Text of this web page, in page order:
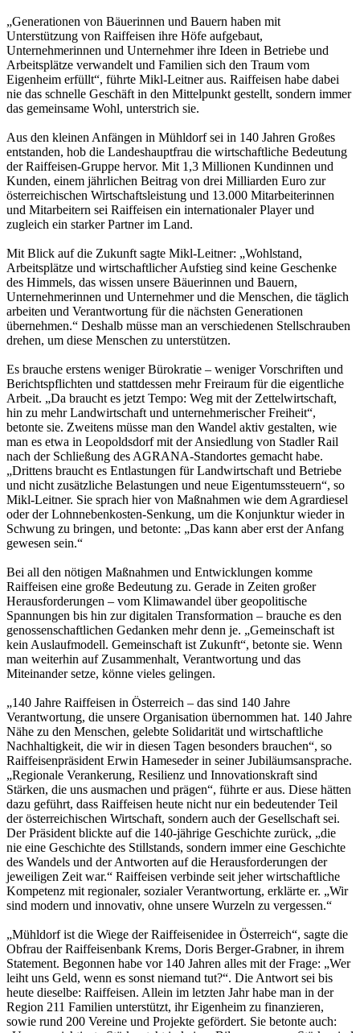
„Generationen von Bäuerinnen und Bauern haben mit
Unterstützung von Raiffeisen ihre Höfe aufgebaut,
Unternehmerinnen und Unternehmer ihre Ideen in Betriebe und
Arbeitsplätze verwandelt und Familien sich den Traum vom
Eigenheim erfüllt“, führte Mikl-Leitner aus. Raiffeisen habe dabei
nie das schnelle Geschäft in den Mittelpunkt gestellt, sondern immer
das gemeinsame Wohl, unterstrich sie.
Aus den kleinen Anfängen in Mühldorf sei in 140 Jahren Großes
entstanden, hob die Landeshauptfrau die wirtschaftliche Bedeutung
der Raiffeisen-Gruppe hervor. Mit 1,3 Millionen Kundinnen und
Kunden, einem jährlichen Beitrag von drei Milliarden Euro zur
österreichischen Wirtschaftsleistung und 13.000 Mitarbeiterinnen
und Mitarbeitern sei Raiffeisen ein internationaler Player und
zugleich ein starker Partner im Land.
Mit Blick auf die Zukunft sagte Mikl-Leitner: „Wohlstand,
Arbeitsplätze und wirtschaftlicher Aufstieg sind keine Geschenke
des Himmels, das wissen unsere Bäuerinnen und Bauern,
Unternehmerinnen und Unternehmer und die Menschen, die täglich
arbeiten und Verantwortung für die nächsten Generationen
übernehmen.“ Deshalb müsse man an verschiedenen Stellschrauben
drehen, um diese Menschen zu unterstützen.
Es brauche erstens weniger Bürokratie – weniger Vorschriften und
Berichtspflichten und stattdessen mehr Freiraum für die eigentliche
Arbeit. „Da braucht es jetzt Tempo: Weg mit der Zettelwirtschaft,
hin zu mehr Landwirtschaft und unternehmerischer Freiheit“,
betonte sie. Zweitens müsse man den Wandel aktiv gestalten, wie
man es etwa in Leopoldsdorf mit der Ansiedlung von Stadler Rail
nach der Schließung des AGRANA-Standortes gemacht habe.
„Drittens braucht es Entlastungen für Landwirtschaft und Betriebe
und nicht zusätzliche Belastungen und neue Eigentumssteuern“, so
Mikl-Leitner. Sie sprach hier von Maßnahmen wie dem Agrardiesel
oder der Lohnnebenkosten-Senkung, um die Konjunktur wieder in
Schwung zu bringen, und betonte: „Das kann aber erst der Anfang
gewesen sein.“
Bei all den nötigen Maßnahmen und Entwicklungen komme
Raiffeisen eine große Bedeutung zu. Gerade in Zeiten großer
Herausforderungen – vom Klimawandel über geopolitische
Spannungen bis hin zur digitalen Transformation – brauche es den
genossenschaftlichen Gedanken mehr denn je. „Gemeinschaft ist
kein Auslaufmodell. Gemeinschaft ist Zukunft“, betonte sie. Wenn
man weiterhin auf Zusammenhalt, Verantwortung und das
Miteinander setze, könne vieles gelingen.
„140 Jahre Raiffeisen in Österreich – das sind 140 Jahre
Verantwortung, die unsere Organisation übernommen hat. 140 Jahre
Nähe zu den Menschen, gelebte Solidarität und wirtschaftliche
Nachhaltigkeit, die wir in diesen Tagen besonders brauchen“, so
Raiffeisenpräsident Erwin Hameseder in seiner Jubiläumsansprache.
„Regionale Verankerung, Resilienz und Innovationskraft sind
Stärken, die uns ausmachen und prägen“, führte er aus. Diese hätten
dazu geführt, dass Raiffeisen heute nicht nur ein bedeutender Teil
der österreichischen Wirtschaft, sondern auch der Gesellschaft sei.
Der Präsident blickte auf die 140-jährige Geschichte zurück, „die
nie eine Geschichte des Stillstands, sondern immer eine Geschichte
des Wandels und der Antworten auf die Herausforderungen der
jeweiligen Zeit war.“ Raiffeisen verbinde seit jeher wirtschaftliche
Kompetenz mit regionaler, sozialer Verantwortung, erklärte er. „Wir
sind modern und innovativ, ohne unsere Wurzeln zu vergessen.“
„Mühldorf ist die Wiege der Raiffeisenidee in Österreich“, sagte die
Obfrau der Raiffeisenbank Krems, Doris Berger-Grabner, in ihrem
Statement. Begonnen habe vor 140 Jahren alles mit der Frage: „Wer
leiht uns Geld, wenn es sonst niemand tut?“. Die Antwort sei bis
heute dieselbe: Raiffeisen. Allein im letzten Jahr habe man in der
Region 211 Familien unterstützt, ihr Eigenheim zu finanzieren,
sowie rund 200 Vereine und Projekte gefördert. Sie betonte auch: